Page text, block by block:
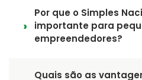
Por que o Simples
importante para
empreendedores?
Quais são as